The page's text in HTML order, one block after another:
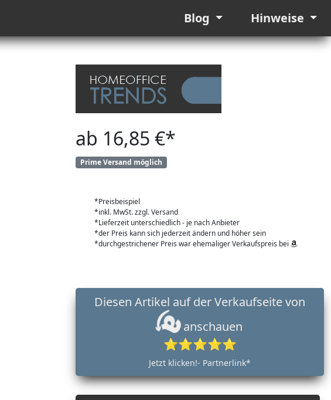
Blog Hinweise
ab 16,85 €*
Prime Versand möglich
*Preisbeispiel
*inkl. MwSt. zzgl. Versand
*Lieferzeit unterschiedlich - je nach Anbieter
*der Preis kann sich jederzeit ändern und höher sein
*durchgestrichener Preis war ehemaliger Verkaufspreis bei
anschauen
⭐⭐⭐⭐⭐
Jetzt klicken!- Partnerlink*